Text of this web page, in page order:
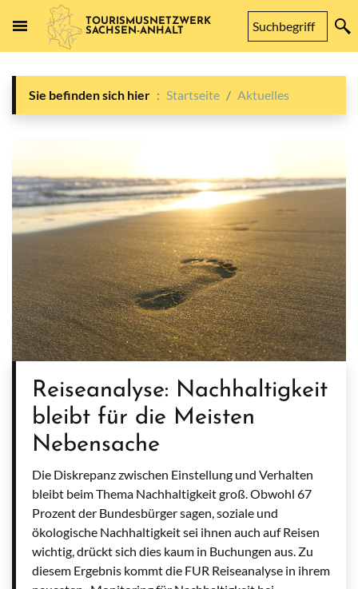
TOURISMUSNETZWERK
SACHSEN-ANHALT
Sie befinden sich hier Startseite Aktuelles
Reiseanalyse: Nachhaltigkeit
bleibt für die Meisten
Nebensache
Die Diskrepanz zwischen Einstellung und Verhalten
bleibt beim Thema Nachhaltigkeit groß. Obwohl 67
Prozent der Bundesbürger sagen, soziale und
ökologische Nachhaltigkeit sei ihnen auch auf Reisen
wichtig, drückt sich dies kaum in Buchungen aus. Zu
diesem Ergebnis kommt die FUR Reiseanalyse in ihrem